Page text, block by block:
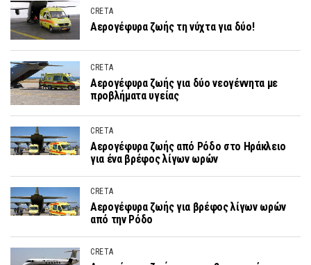
CRETA
Αερογέφυρα ζωής τη νύχτα για δύο!
CRETA
Αερογέφυρα ζωής για δύο νεογέννητα με
προβλήματα υγείας
CRETA
Αερογέφυρα ζωής από Ρόδο στο Ηράκλειο
για ένα βρέφος λίγων ωρών
CRETA
Αερογέφυρα ζωής για βρέφος λίγων ωρών
από την Ρόδο
CRETA